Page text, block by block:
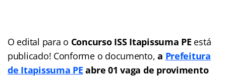
O edital para o Concurso ISS Itapissuma PE está
publicado! Conforme o documento,a Prefeitura
de Itapissuma PE abre 01 vaga de provimento